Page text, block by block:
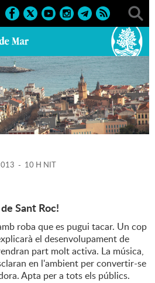
> Agenda > 10-08-2013
- 10 H NIT
Sant Roc!
roba que es pugui tacar. Un cop
el desenvolupament de
part molt activa. La música,
en l'ambient per convertir-se
Apta per a tots els públics.